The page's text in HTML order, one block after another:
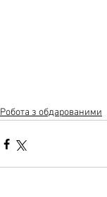
Робота з обдарованими